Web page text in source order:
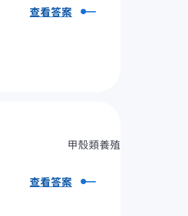
查看答案
甲殼類養殖
查看答案